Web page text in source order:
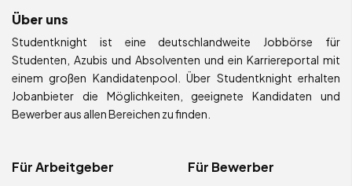
Über uns
Studentknight ist eine deutschlandweite Jobbörse für
Studenten, Azubis und Absolventen und ein Karriereportal mit
einem großen Kandidatenpool. Über Studentknight erhalten
Jobanbieter die Möglichkeiten, geeignete Kandidaten und
Bewerber aus allen Bereichen zu finden.
Für Arbeitgeber Für Bewerber